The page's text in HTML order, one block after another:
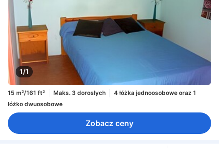
1/1
15 m²/161 ft² Maks. 3 dorosłych
4 łóżka jednoosobowe oraz 1
łóżko dwuosobowe
Zobacz ceny